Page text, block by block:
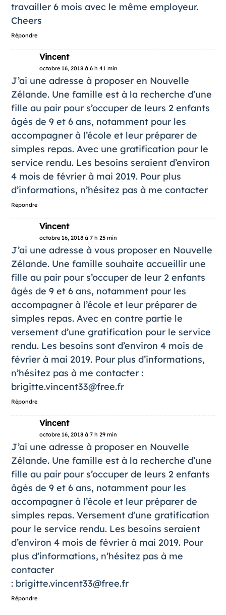
travailler 6 mois avec le même employeur.
Cheers
Répondre
Vincent
octobre 16, 2018 à 6 h 41 min
J’ai une adresse à proposer en Nouvelle
Zélande. Une famille est à la recherche d’une
fille au pair pour s’occuper de leurs 2 enfants
âgés de 9 et 6 ans, notamment pour les
accompagner à l’école et leur préparer de
simples repas. Avec une gratification pour le
service rendu. Les besoins seraient d’environ
4 mois de février à mai 2019. Pour plus
d’informations, n’hésitez pas à me contacter
Répondre
Vincent
octobre 16, 2018 à 7 h 25 min
J’ai une adresse à vous proposer en Nouvelle
Zélande. Une famille souhaite accueillir une
fille au pair pour s’occuper de leur 2 enfants
âgés de 9 et 6 ans, notamment pour les
accompagner à l’école et leur préparer de
simples repas. Avec en contre partie le
versement d’une gratification pour le service
rendu. Les besoins sont d’environ 4 mois de
février à mai 2019. Pour plus d’informations,
n’hésitez pas à me contacter :
brigitte.vincent33@free.fr
Répondre
Vincent
octobre 16, 2018 à 7 h 29 min
J’ai une adresse à proposer en Nouvelle
Zélande. Une famille est à la recherche d’une
fille au pair pour s’occuper de leurs 2 enfants
âgés de 9 et 6 ans, notamment pour les
accompagner à l’école et leur préparer de
simples repas. Versement d’une gratification
pour le service rendu. Les besoins seraient
d’environ 4 mois de février à mai 2019. Pour
plus d’informations, n’hésitez pas à me
contacter
: brigitte.vincent33@free.fr
Répondre